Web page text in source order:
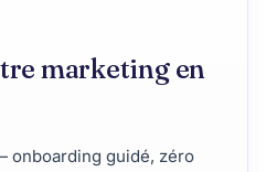
marketing en
onboarding guidé, zéro